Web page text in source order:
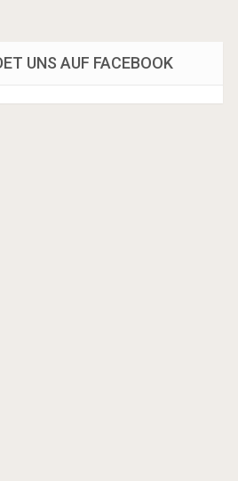
UNS AUF FACEBOOK